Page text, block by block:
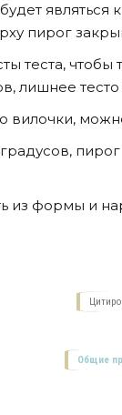
будет
пирог
теста,
лишнее тесто
вилочки,
из формы и
Общие